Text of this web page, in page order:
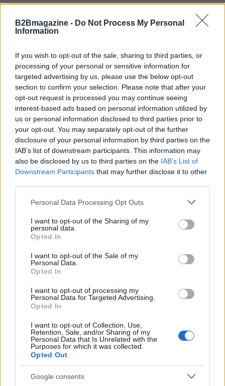
B2Bmagazine - Do Not Process My Personal
Information
If you wish to opt-out of the sale, sharing to third parties, or
processing of your personal or sensitive information for
targeted advertising by us, please use the below opt-out
section to confirm your selection. Please note that after your
opt-out request is processed you may continue seeing
interest-based ads based on personal information utilized by
us or personal information disclosed to third parties prior to
your opt-out. You may separately opt-out of the further
disclosure of your personal information by third parties on the
IAB’s list of downstream participants. This information may
also be disclosed by us to third parties on the IAB’s List of
Downstream Participants that may further disclose it to other
Please note that this website/app uses one or more Google
not limited to your visit or usage behaviour. You may click to
grant or deny consent to Google and its third-party tags to
use your data for below specified purposes in below Google
consent section.
Personal Data Processing Opt Outs
I want to opt-out of the Sharing of my
personal data.
Opted In
I want to opt-out of the Sale of my
Personal Data.
Opted In
I want to opt-out of processing my
Personal Data for Targeted Advertising.
Opted In
I want to opt-out of Collection, Use,
Retention, Sale, and/or Sharing of my
Personal Data that Is Unrelated with the
Purposes for which it was collected.
Opted Out
Google consents
B2B NEWS
Ripensare le tecnologie umanitarie oltre i criteri dei